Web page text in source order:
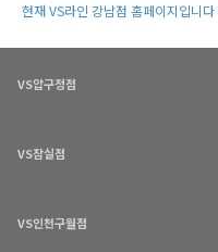
현재 VS라인 강남점 홈페이지입니다
VS압구정점
VS잠실점
VS인천구월점